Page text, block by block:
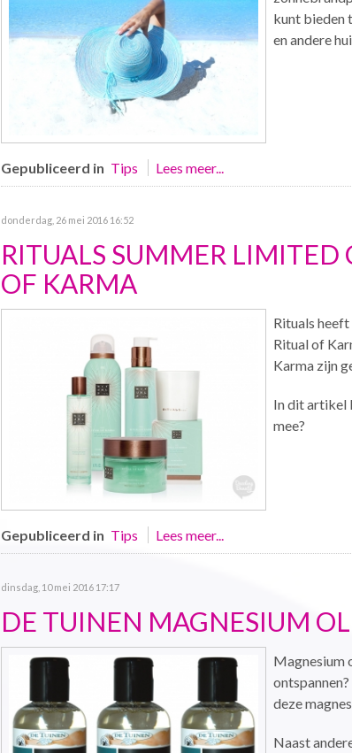
kunt bieden
en andere
Gepubliceerd in Tips Lees meer...
donderdag, 26 mei 2016 16:52
RITUALS SUMMER
OF KARMA
Rituals
Ritual of
Karma zijn
In dit artikel
mee?
Gepubliceerd in Tips Lees meer...
dinsdag, 10 mei 2016 17:17
DE TUINEN MAGNESIUM
Magnesium
deze
Naast